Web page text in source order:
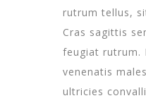
rutrum tellus,
Cras sagittis
feugiat rutrum.
venenatis
ultricies